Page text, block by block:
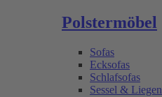
Polstermöbel
Sofas
Ecksofas
Schlafsofas
Sessel & Liegen